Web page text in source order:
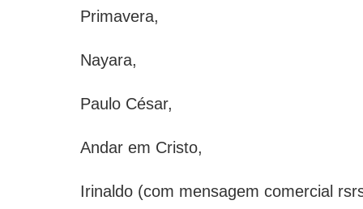
Primavera,
Nayara,
Paulo César,
Andar em Cristo,
Irinaldo (com mensagem comercial